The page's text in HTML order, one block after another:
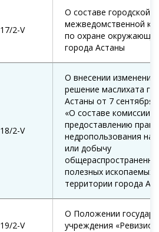
17/2-V
О составе городской
межведомственной
по охране
города Астаны
18/2-V
О внесении изменений
решение маслихата
Астаны от 7 сентября
«О составе комиссии
предоставлению права
недропользования на
или добычу
полезных ископаемых
территории города
19/2-V
О Положении
учреждения